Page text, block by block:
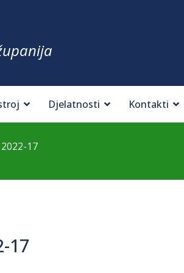
Djelatnosti Kontakti
17
17